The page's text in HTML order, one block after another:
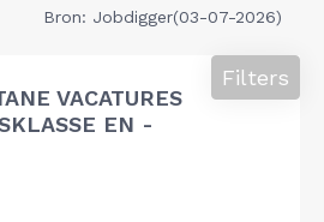
Bron: Jobdigger(03-07-2026)
VACATURES
EN -
Filters